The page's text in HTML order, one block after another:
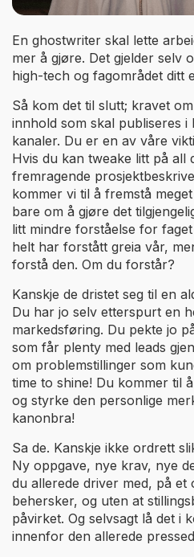
En ghostwriter skal lette
mer å gjøre. Det gjelder selv
high-tech og fagområdet ditt
Så kom det til slutt; kravet
innhold som skal publiseres i
kanaler. Du er en av våre
Hvis du kan tweake litt på all
fremragende
kommer vi til å fremstå
bare om å gjøre det
litt mindre forståelse for
helt har forstått greia vår,
forstå den. Om du forstår?
Kanskje de dristet seg til en
Du har jo selv etterspurt en
markedsføring. Du pekte jo
som får plenty med leads
om problemstillinger som
time to shine! Du kommer til
og styrke den personlige
kanonbra!
Sa de. Kanskje ikke ordrett
Ny oppgave, nye krav, nye
du allerede driver med, på et
behersker, og uten at
påvirket. Og selvsagt lå det i
innenfor den allerede